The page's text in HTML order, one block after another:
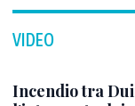
VIDEO
Incendio tra